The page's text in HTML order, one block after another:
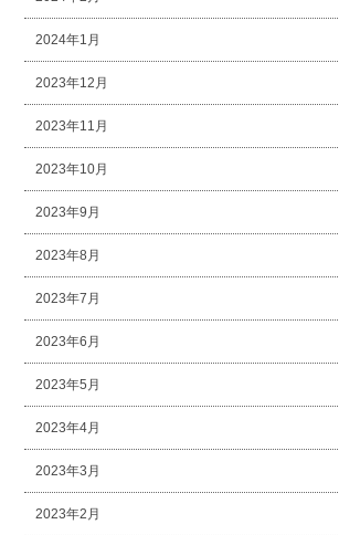
2024年1月
2023年12月
2023年11月
2023年10月
2023年9月
2023年8月
2023年7月
2023年6月
2023年5月
2023年4月
2023年3月
2023年2月